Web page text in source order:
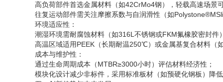
高负荷部件首选金属材料（如42CrMo4钢），轻载高速场景
往复运动部件需关注摩擦系数与自润滑性（如
环境适应性：
潮湿环境需耐腐蚀材料（如316L不锈钢或FKM氟橡胶密封件
高温区域适用PEEK（长期耐温250℃）或金属基复合材料（
成本与维护性：
通过生命周期成本（MTBR≥3000小时）评估材料经济性；
模块化设计减少非标件，采用标准板材（如预硬化钢板）降